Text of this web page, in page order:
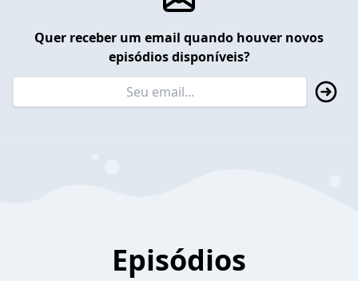
Quer receber um email quando houver novos
episódios disponíveis?
Episódios